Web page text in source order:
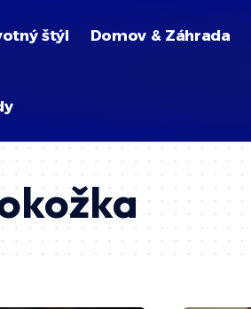
štýl Domov & Záhrada